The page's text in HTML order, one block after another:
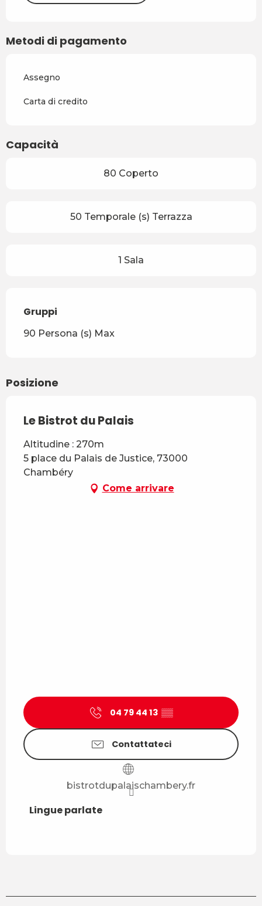
Metodi di pagamento
Assegno
Carta di credito
Capacità
80 Coperto
50 Temporale (s) Terrazza
1 Sala
Gruppi
Gruppi
90 Persona (s) Max
Posizione
Le Bistrot du Palais
Altitudine : 270m
5 place du Palais de Justice, 73000
Chambéry
Come arrivare
04 79 44 13 ▒▒
Contattateci
bistrotdupalaischambery.fr
Lingue parlate
Lingue parlate